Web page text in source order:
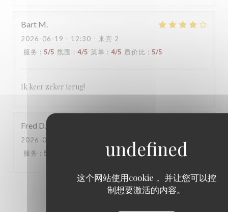
这个网站使用cookie， 并让您可以控
制想要激活的内容。
Bart M
2026-06-19 - 12:30 - 来宾 2
服务 : 5/5 氛围 : 4/5 菜单 : 4/5 质价比 : 5/5
Ik keer zeker terug!
Fred D
2026-06-16
服务 : 5 : 5 质价比
2 3